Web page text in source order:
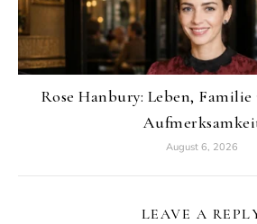
Rose Hanbury: Leben,
August 6, 2026
LEAVE A